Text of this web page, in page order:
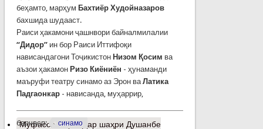
беҳамто, марҳум Бахтиёр Худойназаров
бахшида шудааст.
Раиси ҳакамони ҷашнвори байналмилалии
“Дидор”ин бор Раиси Иттифоқи
нависандагони Тоҷикистон Низом Қосим ва
аъзои ҳакамон Ризо Киёниён - ҳунаманди
маъруфи театру синамо аз Эрон ва Латика
Падгаонкар- нависанда, муҳаррир,
барчасп: синамо
Муфассалтаро Дар шаҳри Душанбе